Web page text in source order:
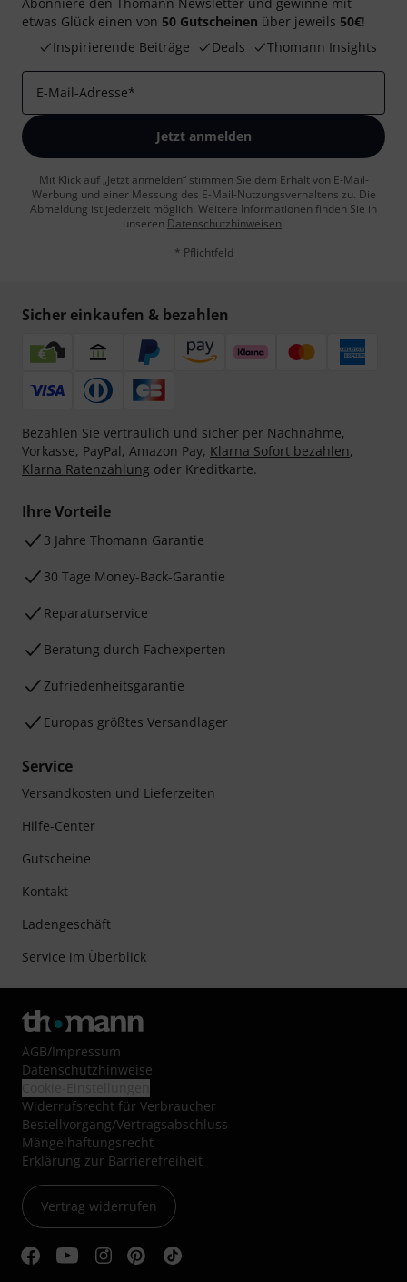
etwas Glück einen von 50 Gutscheinen über jeweils 50€!
Inspirierende Beiträge
Deals Thomann Insights
E-Mail-Adresse*
Jetzt anmelden
Mit Klick auf „Jetzt anmelden“ stimmen Sie dem Erhalt von E-Mail-
Werbung und einer Messung des E-Mail-Nutzungsverhaltens zu. Die
Abmeldung ist jederzeit möglich. Weitere Informationen finden Sie in
unseren Datenschutzhinweisen.
* Pflichtfeld
Sicher einkaufen & bezahlen
Bezahlen Sie vertraulich und sicher per Nachnahme,
Vorkasse, PayPal, Amazon Pay, Klarna Sofort bezahlen,
Klarna Ratenzahlung oder Kreditkarte.
Ihre Vorteile
3 Jahre Thomann Garantie
30 Tage Money-Back-Garantie
Reparaturservice
Beratung durch Fachexperten
Zufriedenheitsgarantie
Europas größtes Versandlager
Service
Versandkosten und Lieferzeiten
Hilfe-Center
Gutscheine
Kontakt
Ladengeschäft
Service im Überblick
AGB/Impressum
Datenschutzhinweise
Widerrufsrecht für Verbraucher
Bestellvorgang/Vertragsabschluss
Mängelhaftungsrecht
Erklärung zur Barrierefreiheit
Vertrag widerrufen